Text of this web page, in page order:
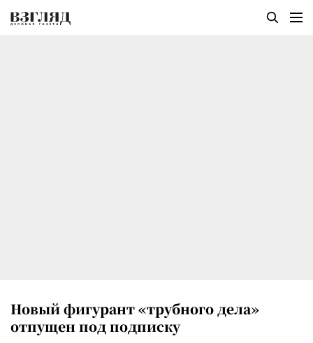
Новый фигурант «трубного дела»
отпущен под подписку